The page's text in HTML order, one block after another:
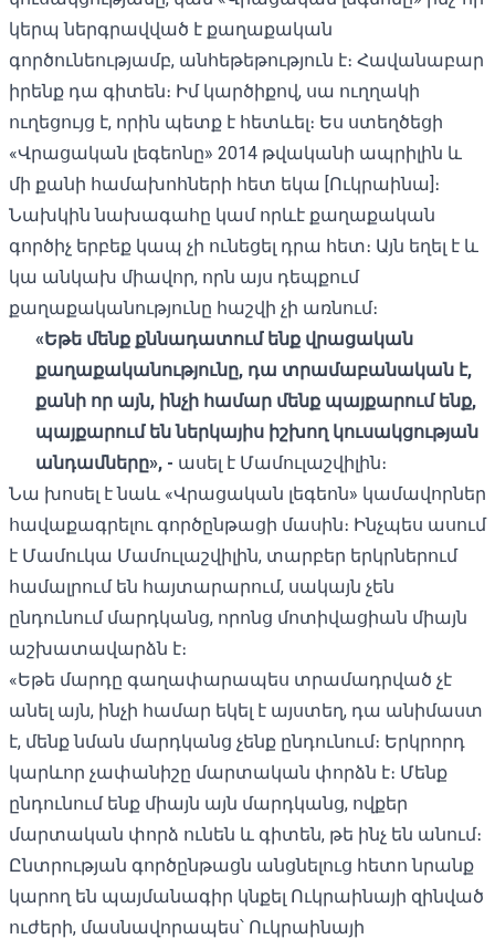
կերպ ներգրավված է քաղաքական
գործունեությամբ, անհեթեթություն է։ Հավանաբար
իրենք դա գիտեն։ Իմ կարծիքով, սա ուղղակի
ուղեցույց է, որին պետք է հետևել։ Ես ստեղծեցի
«Վրացական լեգեոնը» 2014 թվականի ապրիլին և
մի քանի համախոհների հետ եկա [Ուկրաինա]։
Նախկին նախագահը կամ որևէ քաղաքական
գործիչ երբեք կապ չի ունեցել դրա հետ։ Այն եղել է և
կա անկախ միավոր, որն այս դեպքում
քաղաքականությունը հաշվի չի առնում։
«Եթե մենք քննադատում ենք վրացական
քաղաքականությունը, դա տրամաբանական է,
քանի որ այն, ինչի համար մենք պայքարում ենք,
պայքարում եններկայիս իշխող կուսակցության
անդամները», - ասել է Մամուլաշվիլին։
Նա խոսել է նաև «Վրացական լեգեոն» կամավորներ
հավաքագրելու գործընթացի մասին։ Ինչպես ասում
է Մամուկա Մամուլաշվիլին, տարբեր երկրներում
համալրում են հայտարարում, սակայն չեն
ընդունում մարդկանց, որոնց մոտիվացիան միայն
աշխատավարձն է։
«Եթե մարդը գաղափարապես տրամադրված չէ
անել այն, ինչի համար եկել է այստեղ, դա անիմաստ
է, մենք նման մարդկանց չենք ընդունում։ Երկրորդ
կարևոր չափանիշը մարտական ​​փորձն է։ Մենք
ընդունում ենք միայն այն մարդկանց, ովքեր
մարտական ​​փորձ ունեն և գիտեն, թե ինչ են անում։
Ընտրության գործընթացն անցնելուց հետո նրանք
կարող են պայմանագիր կնքել Ուկրաինայի զինված
ուժերի, մասնավորապես՝ Ուկրաինայի